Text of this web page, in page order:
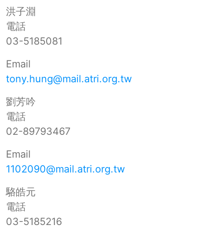
洪子淵
電話
03-5185081
Email
tony.hung@mail.atri.org.tw
劉芳吟
電話
02-89793467
Email
1102090@mail.atri.org.tw
駱皓元
電話
03-5185216